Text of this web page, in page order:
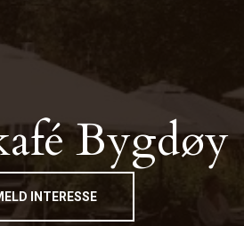
Bygdøy
INTERESSE